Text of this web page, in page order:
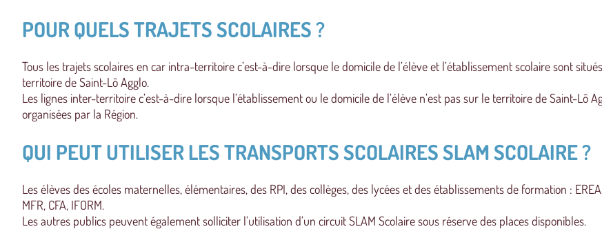
POUR QUELS TRAJETS SCOLAIRES ?
Tous les trajets scolaires en car intra-territoire c’est-à-dire lorsque le domicile de l’élève et l’établissement scolaire sont
territoire de Saint-Lô Agglo.
Les lignes inter-territoire c’est-à-dire lorsque l’établissement ou le domicile de l’élève n’est pas sur le territoire de Saint-Lô
organisées par la Région.
QUI PEUT UTILISER LES TRANSPORTS SCOLAIRES SLAM SCOLAIRE ?
Les élèves des écoles maternelles, élémentaires, des RPI, des collèges, des lycées et des établissements de formation : EREA,
MFR, CFA, IFORM.
Les autres publics peuvent également solliciter l’utilisation d’un circuit SLAM Scolaire sous réserve des places disponibles.